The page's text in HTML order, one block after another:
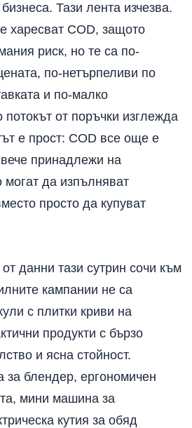
Тази лента изчезва.
харесват COD, защото
риск, но те са по-
по-нетърпеливи по
и по-малко
от поръчки изглежда
е прост: COD все още е
принадлежи на
могат да изпълняват
просто да купуват
данни тази сутрин сочи към
кампании не са
с плитки криви на
продукти с бързо
и ясна стойност.
за блендер, ергономичен
мини машина за
кутия за обяд